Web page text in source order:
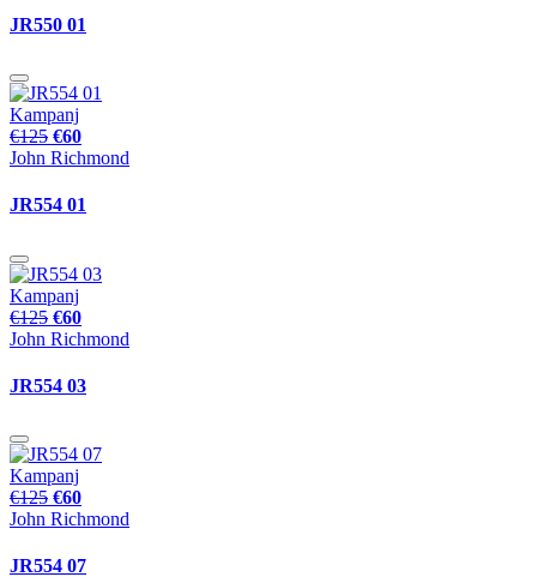
JR550 01
Kampanj
€125 €60
John Richmond
JR554 01
Kampanj
€125 €60
John Richmond
JR554 03
Kampanj
€125 €60
John Richmond
JR554 07